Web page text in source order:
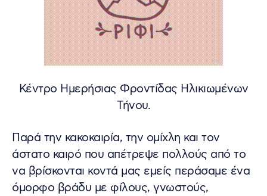
Κέντρο Ημερήσιας Φροντίδας Ηλικιωμένων
Τήνου.
Παρά την κακοκαιρία, την ομίχλη και τον
άστατο καιρό που απέτρεψε πολλούς από το
να βρίσκονται κοντά μας εμείς περάσαμε ένα
όμορφο βράδυ με φίλους, γνωστούς,